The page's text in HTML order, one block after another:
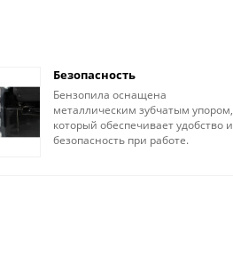
Безопасность
Бензопила оснащена
металлическим зубчатым упором,
который обеспечивает удобство и
безопасность при работе.